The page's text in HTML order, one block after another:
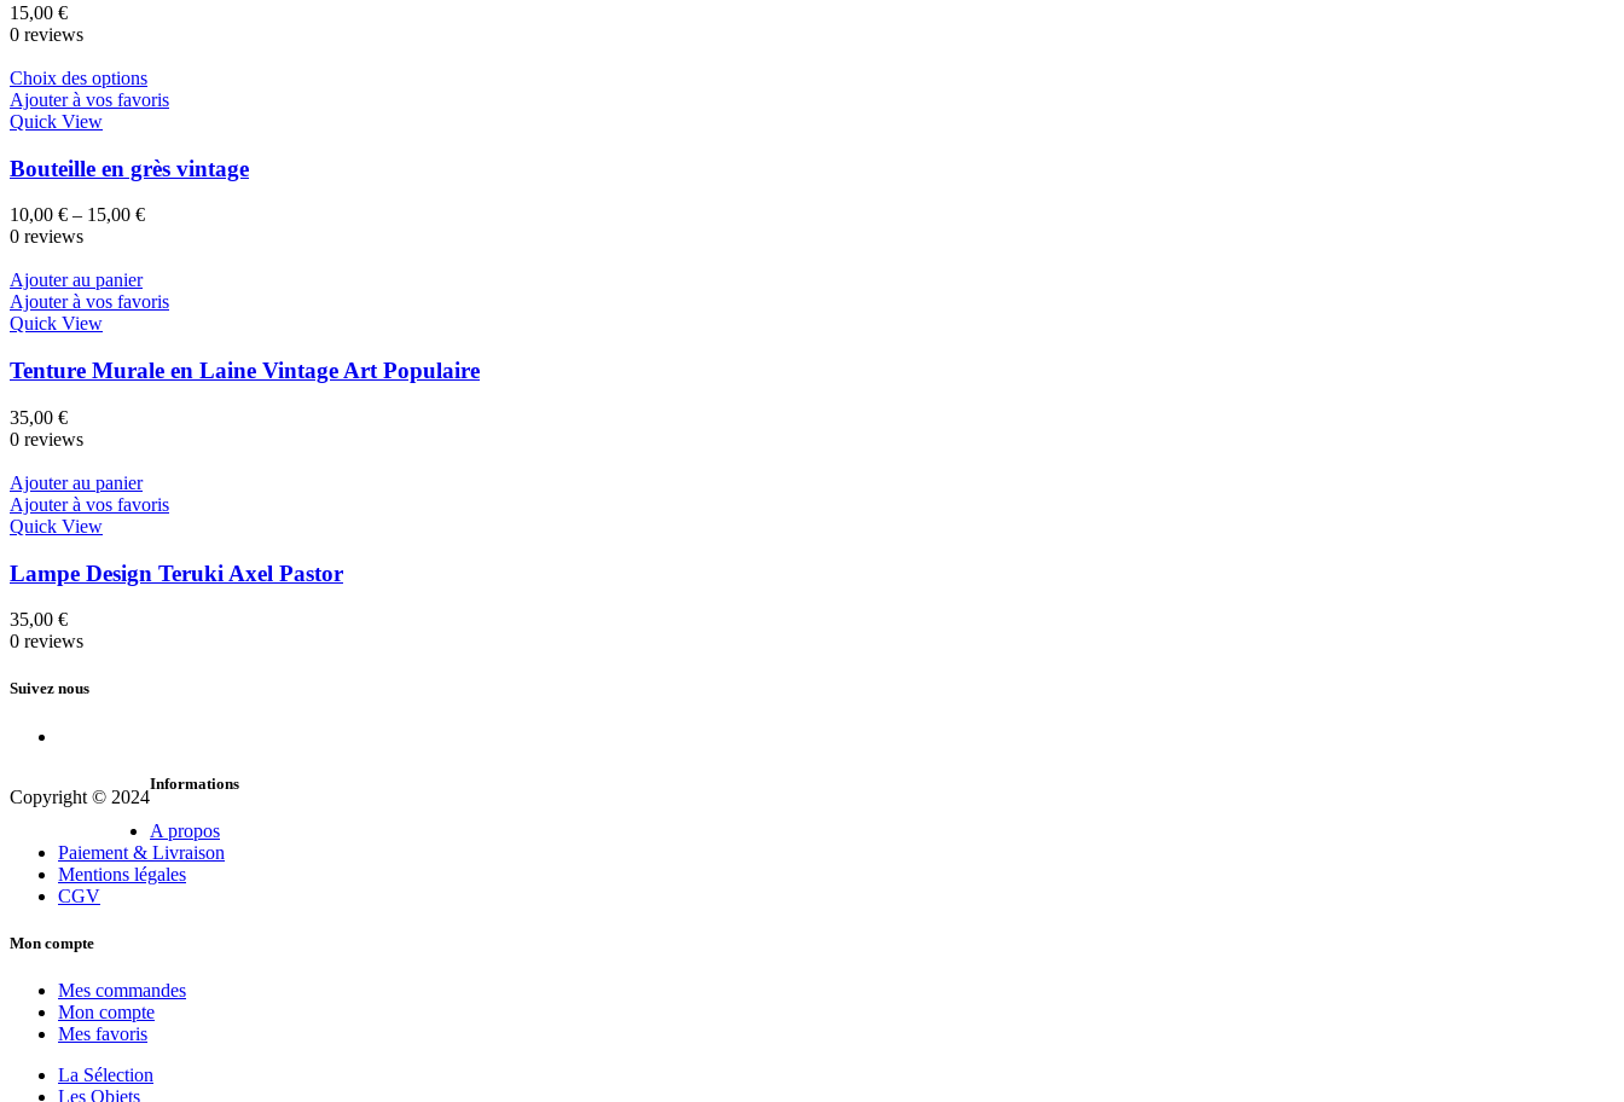
15,00 €
0 reviews
Choix des options
Ajouter à vos favoris
Quick View
Bouteille en grès vintage
10,00 € – 15,00 €
0 reviews
Ajouter au panier
Ajouter à vos favoris
Quick View
Tenture Murale en Laine Vintage Art Populaire
35,00 €
0 reviews
Ajouter au panier
Ajouter à vos favoris
Quick View
Lampe Design Teruki Axel Pastor
35,00 €
0 reviews
Suivez nous
Copyright © 2024
Informations
A propos
Paiement & Livraison
Mentions légales
CGV
Mon compte
Mes commandes
Mon compte
Mes favoris
La Sélection
Les Objets